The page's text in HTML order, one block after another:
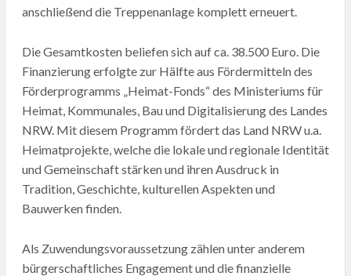
anschließend die Treppenanlage komplett erneuert.
Die Gesamtkosten beliefen sich auf ca. 38.500 Euro. Die
Finanzierung erfolgte zur Hälfte aus Fördermitteln des
Förderprogramms „Heimat-Fonds“ des Ministeriums für
Heimat, Kommunales, Bau und Digitalisierung des Landes
NRW. Mit diesem Programm fördert das Land NRW u.a.
Heimatprojekte, welche die lokale und regionale Identität
und Gemeinschaft stärken und ihren Ausdruck in
Tradition, Geschichte, kulturellen Aspekten und
Bauwerken finden.
Als Zuwendungsvoraussetzung zählen unter anderem
bürgerschaftliches Engagement und die finanzielle